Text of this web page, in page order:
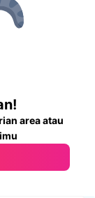
area atau